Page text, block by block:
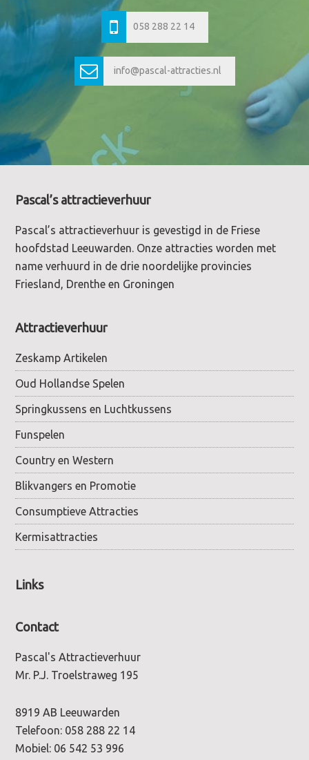
058 288 22 14
info@pascal-attracties.nl
Footer
Pascal’s attractieverhuur
Pascal’s attractieverhuur is gevestigd in de Friese
hoofdstad Leeuwarden. Onze attracties worden met
name verhuurd in de drie noordelijke provincies
Friesland, Drenthe en Groningen
Attractieverhuur
Zeskamp Artikelen
Oud Hollandse Spelen
Springkussens en Luchtkussens
Funspelen
Country en Western
Blikvangers en Promotie
Consumptieve Attracties
Kermisattracties
Links
Contact
Pascal's Attractieverhuur
Mr. P.J. Troelstraweg 195
8919 AB Leeuwarden
Telefoon: 058 288 22 14
Mobiel: 06 542 53 996